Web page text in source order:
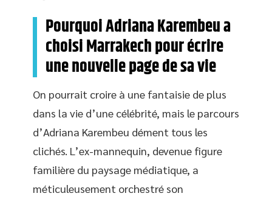
Pourquoi Adriana Karembeu a
choisi Marrakech pour écrire
une nouvelle page de sa vie
On pourrait croire à une fantaisie de plus
dans la vie d’une célébrité, mais le parcours
d’Adriana Karembeu dément tous les
clichés. L’ex-mannequin, devenue figure
familière du paysage médiatique, a
méticuleusement orchestré son